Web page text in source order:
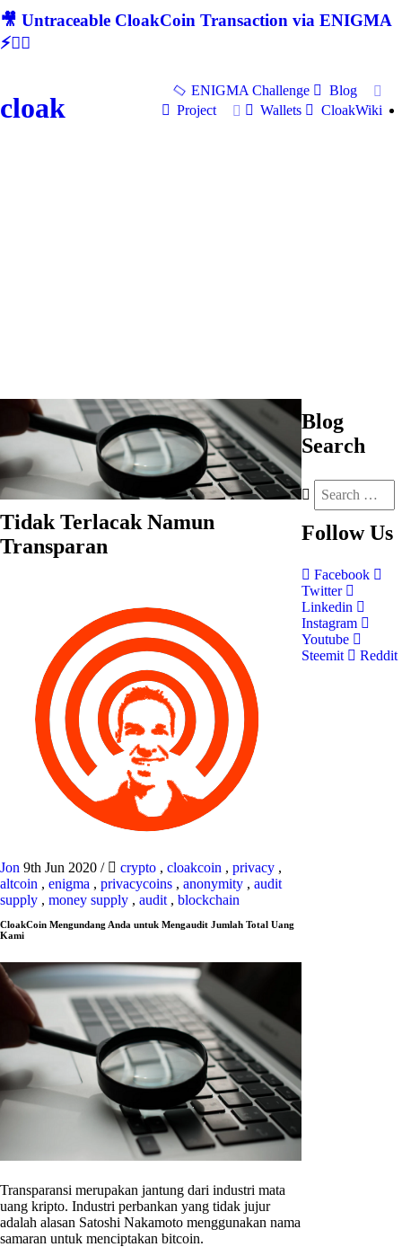
🎥 Untraceable CloakCoin Transaction via ENIGMA
⚡🕵‍♂
cloak
ENIGMA Challenge
Blog
Project
Wallets CloakWiki
Tidak Terlacak Namun
Transparan
Jon 9th Jun 2020 / crypto , cloakcoin , privacy ,
altcoin , enigma , privacycoins , anonymity , audit
supply , money supply , audit , blockchain
CloakCoin Mengundang Anda untuk Mengaudit Jumlah Total Uang
Kami
Transparansi merupakan jantung dari industri mata
uang kripto. Industri perbankan yang tidak jujur
adalah alasan Satoshi Nakamoto menggunakan nama
samaran untuk menciptakan bitcoin.
Blog
Search
Follow Us
Facebook
Twitter
Linkedin
Instagram
Youtube
Steemit
Reddit